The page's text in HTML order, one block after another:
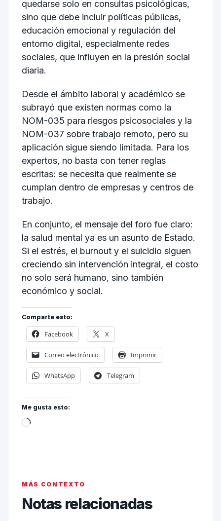
quedarse solo en consultas psicológicas,
sino que debe incluir políticas públicas,
educación emocional y regulación del
entorno digital, especialmente redes
sociales, que influyen en la presión social
diaria.
Desde el ámbito laboral y académico se
subrayó que existen normas como la
NOM-035 para riesgos psicosociales y la
NOM-037 sobre trabajo remoto, pero su
aplicación sigue siendo limitada. Para los
expertos, no basta con tener reglas
escritas: se necesita que realmente se
cumplan dentro de empresas y centros de
trabajo.
En conjunto, el mensaje del foro fue claro:
la salud mental ya es un asunto de Estado.
Si el estrés, el burnout y el suicidio siguen
creciendo sin intervención integral, el costo
no solo será humano, sino también
económico y social.
Comparte esto:
Facebook X
Correo electrónico Imprimir
WhatsApp Telegram
Me gusta esto:
MÁS CONTEXTO
Notas relacionadas